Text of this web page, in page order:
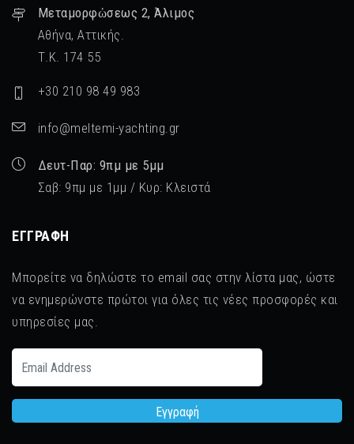
Μεταμορφὠσεως 2, Άλιμος
Αθήνα, Αττικής.
Τ.Κ. 174 55
+30 210 98 49 983
info@meltemi-yachting.gr
Δευτ-Παρ: 9πμ με 5μμ
Σαβ: 9πμ με 1μμ / Κυρ: Κλειστά
ΕΓΓΡΑΦΉ
Μπορείτε να δηλώστε το email σας στην λίστα μας, ώστε
να ενημερώνστε πρώτοι για όλες τις νέες προσφορές και
υπηρεσίες μας.